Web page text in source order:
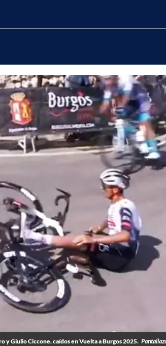
y Giulio Ciccone, caídos en Vuelta a Burgos 2025.